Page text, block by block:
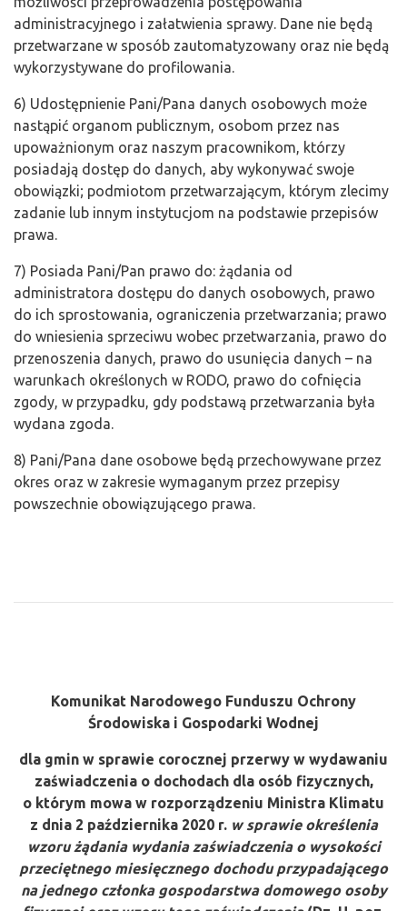
administracyjnego i załatwienia sprawy. Dane nie będą
przetwarzane w sposób zautomatyzowany oraz nie będą
wykorzystywane do profilowania.
6) Udostępnienie Pani/Pana danych osobowych może
nastąpić organom publicznym, osobom przez nas
upoważnionym oraz naszym pracownikom, którzy
posiadają dostęp do danych, aby wykonywać swoje
obowiązki; podmiotom przetwarzającym, którym zlecimy
zadanie lub innym instytucjom na podstawie przepisów
prawa.
7) Posiada Pani/Pan prawo do: żądania od
administratora dostępu do danych osobowych, prawo
do ich sprostowania, ograniczenia przetwarzania; prawo
do wniesienia sprzeciwu wobec przetwarzania, prawo do
przenoszenia danych, prawo do usunięcia danych – na
warunkach określonych w RODO, prawo do cofnięcia
zgody, w przypadku, gdy podstawą przetwarzania była
wydana zgoda.
8) Pani/Pana dane osobowe będą przechowywane przez
okres oraz w zakresie wymaganym przez przepisy
powszechnie obowiązującego prawa.
Komunikat Narodowego Funduszu Ochrony
Środowiska i Gospodarki Wodnej
dla gmin w sprawie corocznej przerwy w wydawaniu
zaświadczenia o dochodach dla osób fizycznych,
o którym mowa w rozporządzeniu Ministra Klimatu
z dnia 2 października 2020 r. w sprawie określenia
wzoru żądania wydania zaświadczenia o wysokości
przeciętnego miesięcznego dochodu przypadającego
na jednego członka gospodarstwa domowego osoby